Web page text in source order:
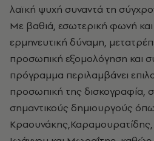
λαϊκή ψυχή συναντά τη
Με βαθιά, εσωτερική φωνή και
ερμηνευτική δύναμη,
προσωπική εξομολόγηση και
πρόγραμμα περιλαμβάνει
προσωπική της δισκογραφία,
σημαντικούς δημιουργούς